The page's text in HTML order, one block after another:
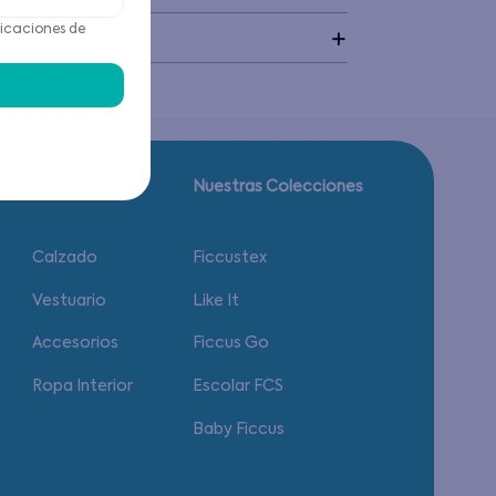
Calzado
Vestuario
Accesorios
Ropa Interior
Nuestras Colecciones
Ficcustex
Like It
Ficcus Go
Escolar FCS
Baby Ficcus
de